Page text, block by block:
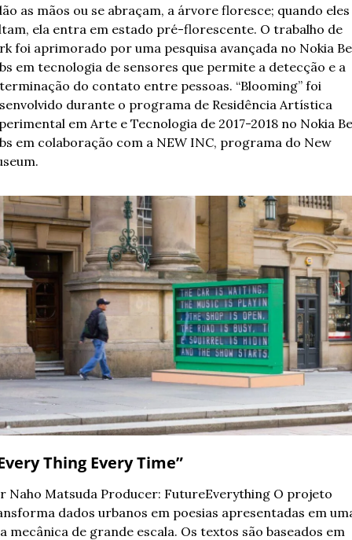
as mãos ou se abraçam, a árvore floresce; quando eles
ela entra em estado pré-florescente. O trabalho de
foi aprimorado por uma pesquisa avançada no Nokia
em tecnologia de sensores que permite a detecção e a
do contato entre pessoas. “Blooming” foi
durante o programa de Residência Artística
em Arte e Tecnologia de 2017-2018 no Nokia
em colaboração com a NEW INC, programa do New
Thing Every Time”
Naho Matsuda Producer: FutureEverything O projeto
dados urbanos em poesias apresentadas em
mecânica de grande escala. Os textos são baseados em